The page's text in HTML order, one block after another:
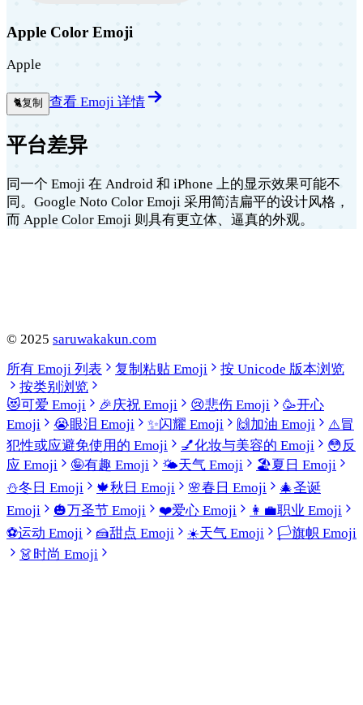
Apple Color Emoji
Apple
🐈复制 查看 Emoji 详情
平台差异
同一个 Emoji 在 Android 和 iPhone 上的显示效果可能不
同。Google Noto Color Emoji 采用简洁扁平的设计风格，
而 Apple Color Emoji 则具有更立体、逼真的外观。
© 2025 saruwakakun.com
所有 Emoji 列表
复制粘贴 Emoji
按 Unicode 版本浏览
按类别浏览
😻可爱 Emoji 🎉庆祝 Emoji 😢悲伤 Emoji 🥳开心
Emoji
😭眼泪 Emoji ✨闪耀 Emoji 🙌 加油 Emoji ⚠️冒
犯性或应避免使用的 Emoji
💅化妆与美容的 Emoji 😳反
应 Emoji
🤪有趣 Emoji 🌤️天气 Emoji 🏖️夏日 Emoji
⛄冬日 Emoji 🍁秋日 Emoji 🌸春日 Emoji 🎄圣诞
Emoji
🎃万圣节 Emoji ❤️爱心 Emoji 👩‍💼职业 Emoji
⚽运动 Emoji 🍰甜点 Emoji ☀️天气 Emoji 🏳️旗帜 Emoji
👗时尚 Emoji